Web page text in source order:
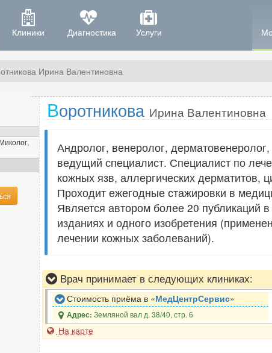
Клиники Диагностика Услуги
Ирина Валентиновна
Воротникова Ирина Валентиновна
Андролог, венеролог,
ведущий специалист. Специалист по
кожных язв, аллергических дерматитов,
Проходит ежегодные стажировки в
Является автором более 20 публикаций
изданиях и одного изобретения
лечении кожных заболеваний).
Врач принимает в следующих клиниках:
Стоимость приёма в «МедЦентрСервис»
Адрес:Земляной вал д. 38/40, стр. 6
На карте